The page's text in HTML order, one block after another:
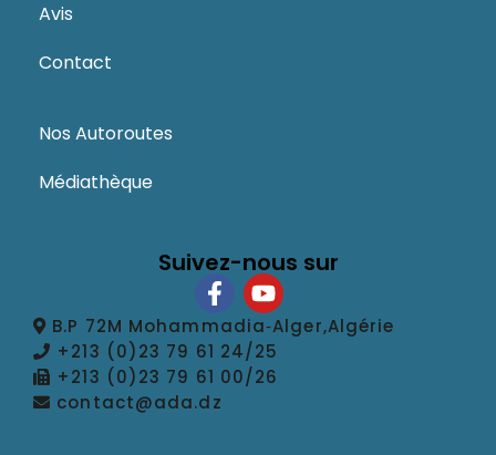
Avis
Contact
Nos Autoroutes
Médiathèque
Suivez-nous sur
B.P 72M Mohammadia‑Alger,Algérie
+213 (0)23 79 61 24/25
+213 (0)23 79 61 00/26
contact@ada.dz